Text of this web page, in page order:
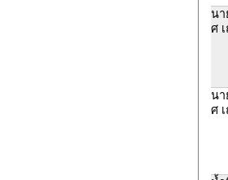
นา
ศ
นา
ศ